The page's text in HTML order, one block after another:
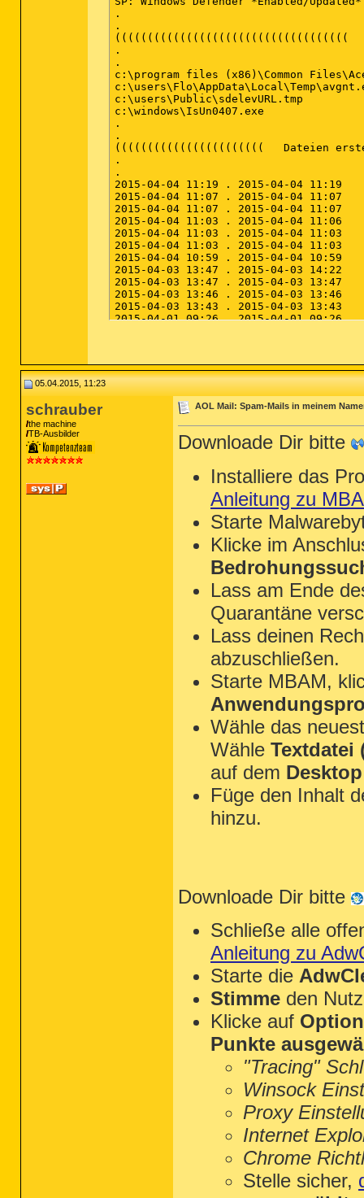
05.04.2015, 11:23
schrauber
the machine
TB-Ausbilder
AOL Mail: Spam-Mails in meinem
Downloade Dir bitte
Installiere das
Anleitung zu
Starte
Klicke im
Lass am Ende
Quarantäne
Lass deinen
abzuschließen.
Starte MBAM,
Wähle das
Wähle Textdatei
auf dem Desktop
Füge den Inhalt
hinzu.
Downloade Dir bitte
Schließe alle
Anleitung zu
Starte die
Stimme den
Klicke auf
Punkte
"Tracing"
Winsock
Proxy
Internet
Chrome
Stelle sicher,